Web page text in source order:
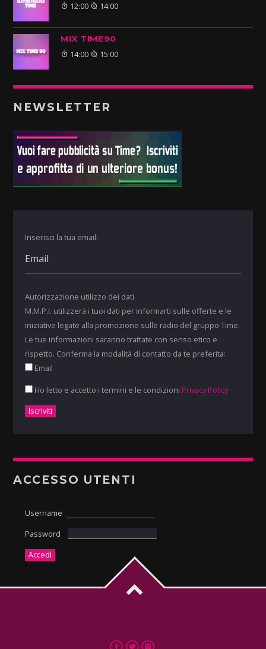
12:00 14:00
MIX TIME90
14:00 15:00
NEWSLETTER
Inserisci la tua email:
Autorizzazione utilizzo dei dati
M.M.P.I. utilizzerà i tuoi dati per informarti sulle offerte e le
iniziative legate alla promozione sulle radio del gruppo Time.
Le tue informazioni saranno trattate con senso etico e
rispetto. Conferma la modalità di contatto da te preferita:
Email
Ho letto e accetto i termini e le condizioni Privacy Policy
ACCESSO UTENTI
Username
Password